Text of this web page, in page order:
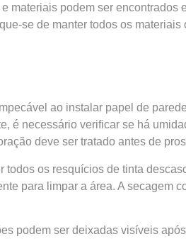
materiais podem ser encontrados
se de manter todos os
ao instalar papel de
necessário verificar se há
deve ser tratado antes de
os resquícios de tinta
para limpar a área. A secagem
podem ser deixadas visíveis